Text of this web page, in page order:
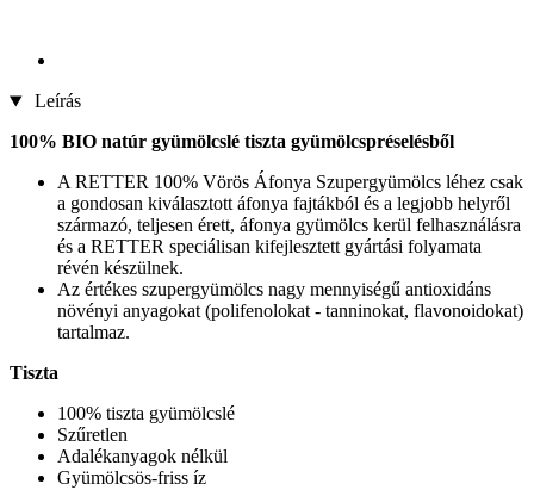
Leírás
100% BIO natúr gyümölcslé tiszta gyümölcspréselésből
A RETTER 100% Vörös Áfonya Szupergyümölcs léhez csak
a gondosan kiválasztott áfonya fajtákból és a legjobb helyről
származó, teljesen érett, áfonya gyümölcs kerül felhasználásra
és a RETTER speciálisan kifejlesztett gyártási folyamata
révén készülnek.
Az értékes szupergyümölcs nagy mennyiségű antioxidáns
növényi anyagokat (polifenolokat - tanninokat, flavonoidokat)
tartalmaz.
Tiszta
100% tiszta gyümölcslé
Szűretlen
Adalékanyagok nélkül
Gyümölcsös-friss íz